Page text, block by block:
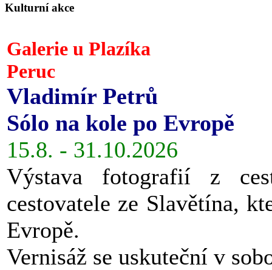
Kulturní akce
Galerie u Plazíka
Peruc
Vladimír Petrů
Sólo na kole po Evropě
15.8. - 31.10.2026
Výstava fotografií z
cestovatele ze Slavětína,
Evropě.
Vernisáž se uskuteční v